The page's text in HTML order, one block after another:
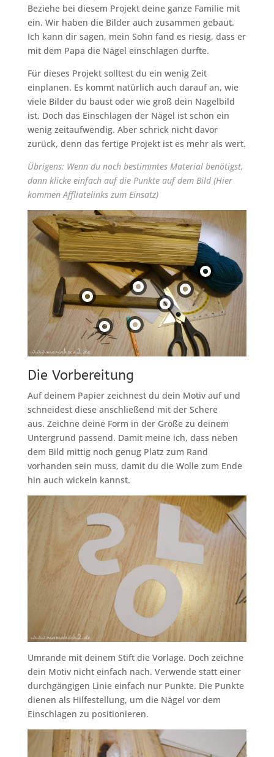
Beziehe bei diesem Projekt deine ganze Familie mit
ein. Wir haben die Bilder auch zusammen gebaut.
Ich kann dir sagen, mein Sohn fand es riesig, dass er
mit dem Papa die Nägel einschlagen durfte.
Für dieses Projekt solltest du ein wenig Zeit
einplanen. Es kommt natürlich auch darauf an, wie
viele Bilder du baust oder wie groß dein Nagelbild
ist. Doch das Einschlagen der Nägel ist schon ein
wenig zeitaufwendig. Aber schrick nicht davor
zurück, denn das fertige Projekt ist es mehr als wert.
Übrigens: Wenn du noch bestimmtes Material benötigst,
dann klicke einfach auf die Punkte auf dem Bild (Hier
kommen Affliatelinks zum Einsatz)
Die Vorbereitung
Auf deinem Papier zeichnest du dein Motiv auf und
schneidest diese anschließend mit der Schere
aus. Zeichne deine Form in der Größe zu deinem
Untergrund passend. Damit meine ich, dass neben
dem Bild mittig noch genug Platz zum Rand
vorhanden sein muss, damit du die Wolle zum Ende
hin auch wickeln kannst.
Umrande mit deinem Stift die Vorlage. Doch zeichne
dein Motiv nicht einfach nach. Verwende statt einer
durchgängigen Linie einfach nur Punkte. Die Punkte
dienen als Hilfestellung, um die Nägel vor dem
Einschlagen zu positionieren.